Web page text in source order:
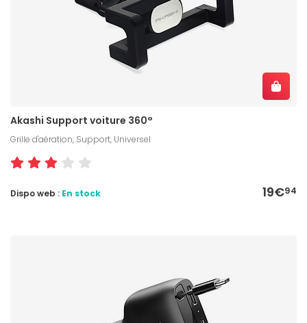
Akashi Support voiture 360°
Grille d'aération, Support, Universel
19€94
Dispo web : En stock